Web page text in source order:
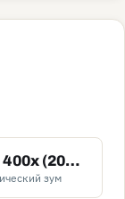
До 400x (20x цифровой) и до 800x (40x цифровой) с оптическим зумом
зум